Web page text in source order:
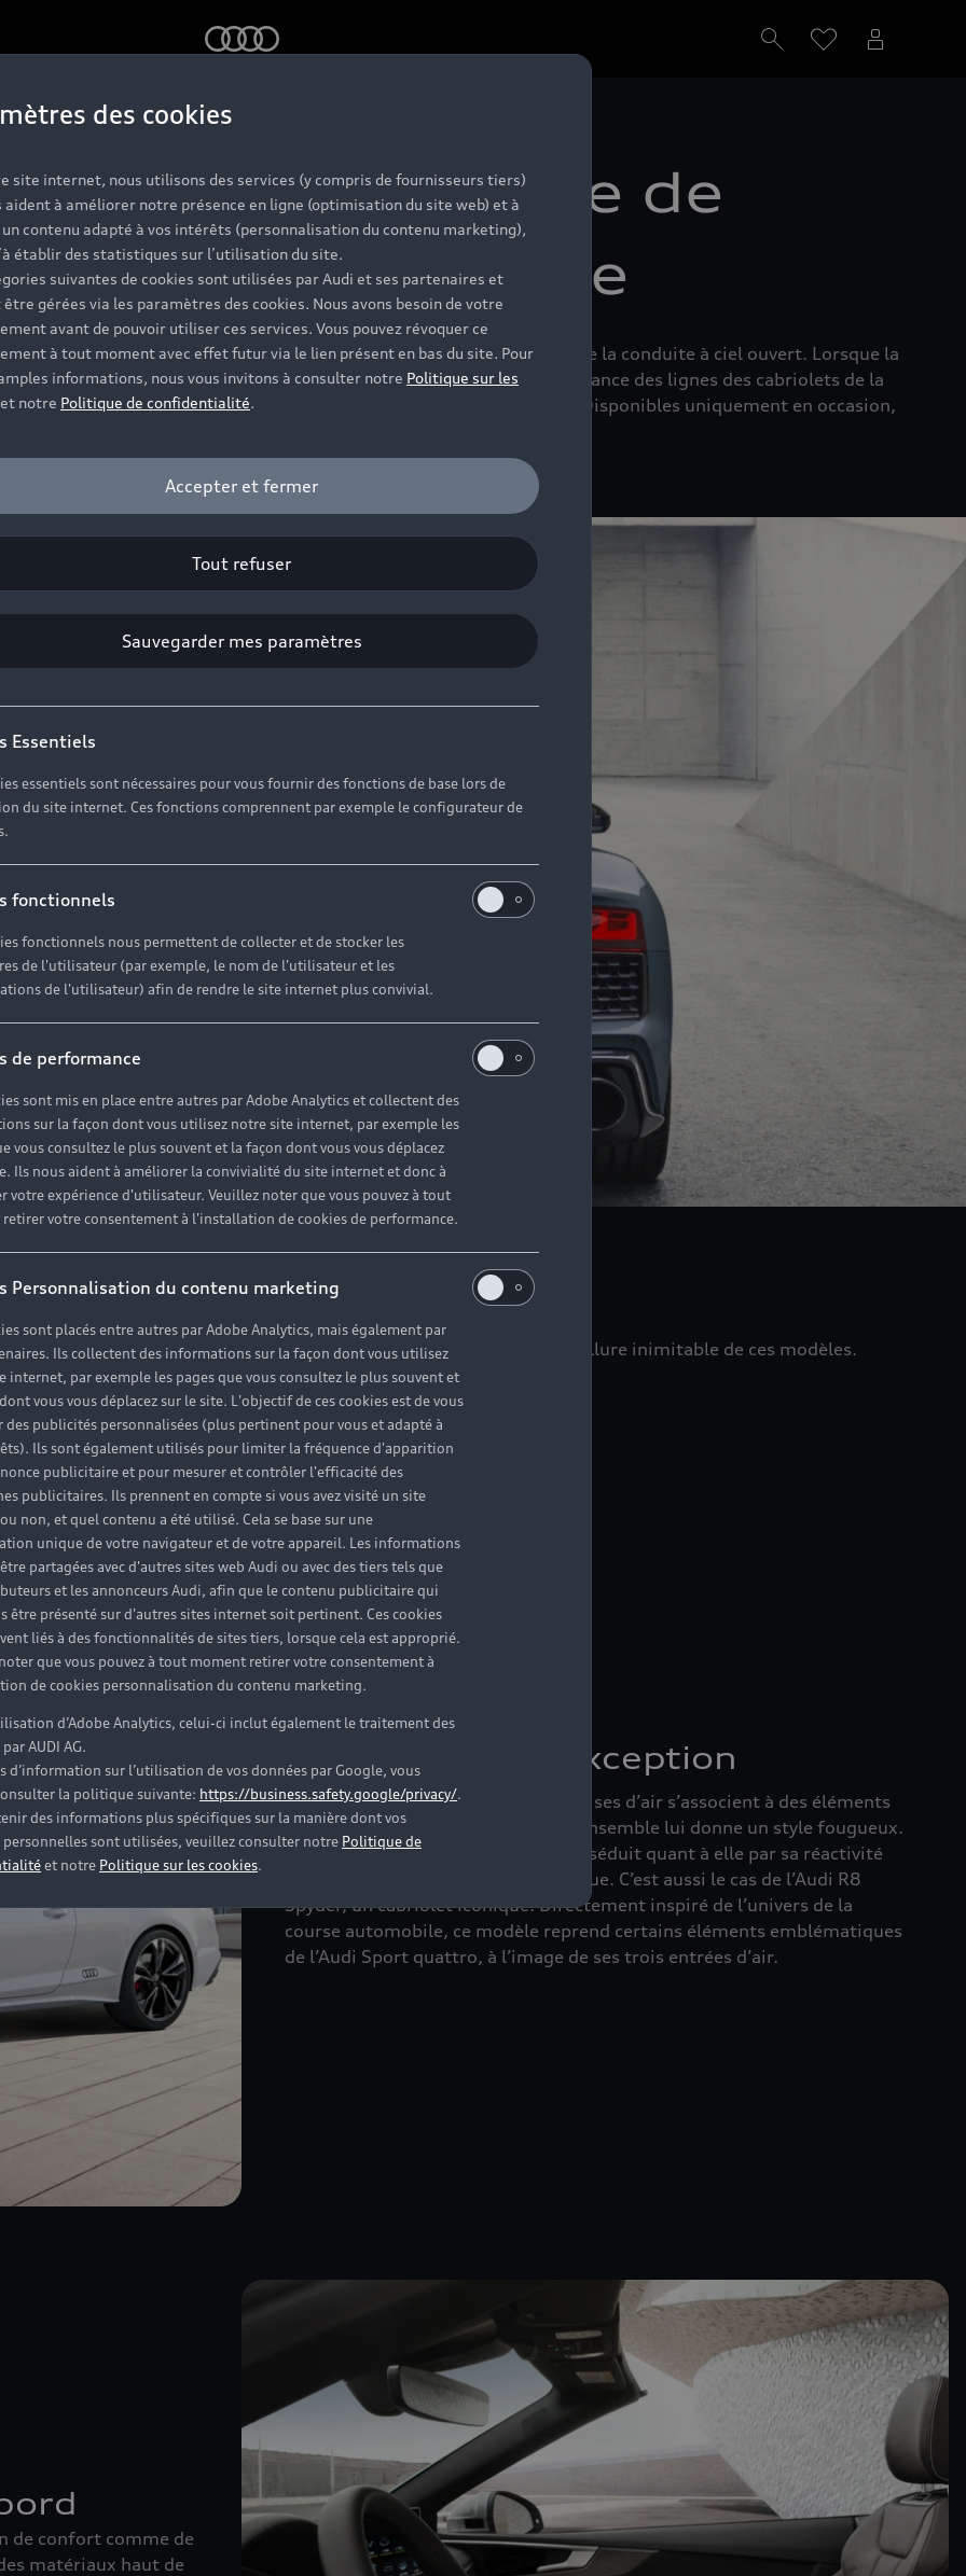
: une expérience de
incomparable
quelques secondes, le capot s’ouvre pour vous offrir tout le plaisir de la conduite à ciel ouvert. Lorsque la
également rapidement. À ce plaisir de conduite s’ajoute l’élégance des lignes des cabriolets de la
équipements, ces modèles sont des véhicules hors du commun. Disponibles uniquement en occasion,
cabriolet selon Audi
dès le premier regard. Les détails sont soignés, participant à l’allure inimitable de ces modèles.
Des modèles d’exception
Sur l’Audi A5Cabriolet, les larges prises d’air s’associent à des éléments
chromés et à des flancs sculptés. L’ensemble lui donne un style fougueux.
L’ Audi TTRoadster, plus athlétique, séduit quant à elle par sa réactivité
comme par sa présence charismatique. C’est aussi le cas de l’Audi R8
Spyder, un cabriolet iconique. Directement inspiré de l’univers de la
course automobile, ce modèle reprend certains éléments emblématiques
de l’Audi Sport quattro, à l’image de ses trois entrées d’air.
de confort comme de
matériaux haut de
des cookies
site internet, nous utilisons des services (y compris de fournisseurs tiers)
aident à améliorer notre présence en ligne (optimisation du site web) et à
contenu adapté à vos intérêts (personnalisation du contenu marketing),
établir des statistiques sur l’utilisation du site.
suivantes de cookies sont utilisées par Audi et ses partenaires et
être gérées via les paramètres des cookies. Nous avons besoin de votre
avant de pouvoir utiliser ces services. Vous pouvez révoquer ce
à tout moment avec effet futur via le lien présent en bas du site. Pour
informations, nous vous invitons à consulter notre Politique sur les
et notre Politique de confidentialité.
Accepter et fermer
Tout refuser
Sauvegarder mes paramètres
Essentiels
essentiels sont nécessaires pour vous fournir des fonctions de base lors de
du site internet. Ces fonctions comprennent par exemple le configurateur de
fonctionnels
fonctionnels nous permettent de collecter et de stocker les
de l'utilisateur (par exemple, le nom de l'utilisateur et les
de l'utilisateur) afin de rendre le site internet plus convivial.
de performance
sont mis en place entre autres par Adobe Analytics et collectent des
sur la façon dont vous utilisez notre site internet, par exemple les
vous consultez le plus souvent et la façon dont vous vous déplacez
Ils nous aident à améliorer la convivialité du site internet et donc à
votre expérience d'utilisateur. Veuillez noter que vous pouvez à tout
votre consentement à l'installation de cookies de performance.
Personnalisation du contenu marketing
sont placés entre autres par Adobe Analytics, mais également par
Ils collectent des informations sur la façon dont vous utilisez
internet, par exemple les pages que vous consultez le plus souvent et
vous vous déplacez sur le site. L'objectif de ces cookies est de vous
des publicités personnalisées (plus pertinent pour vous et adapté à
Ils sont également utilisés pour limiter la fréquence d'apparition
publicitaire et pour mesurer et contrôler l'efficacité des
publicitaires. Ils prennent en compte si vous avez visité un site
non, et quel contenu a été utilisé. Cela se base sur une
unique de votre navigateur et de votre appareil. Les informations
partagées avec d'autres sites web Audi ou avec des tiers tels que
et les annonceurs Audi, afin que le contenu publicitaire qui
être présenté sur d'autres sites internet soit pertinent. Ces cookies
liés à des fonctionnalités de sites tiers, lorsque cela est approprié.
que vous pouvez à tout moment retirer votre consentement à
de cookies personnalisation du contenu marketing.
d’Adobe Analytics, celui-ci inclut également le traitement des
AUDI AG.
d’information sur l’utilisation de vos données par Google, vous
la politique suivante: https://business.safety.google/privacy/.
des informations plus spécifiques sur la manière dont vos
personnelles sont utilisées, veuillez consulter notre Politique de
et notre Politique sur les cookies.